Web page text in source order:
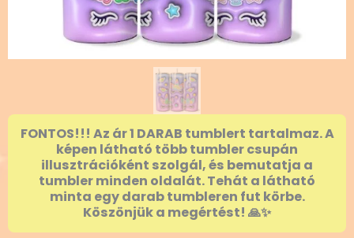
FONTOS!!! Az ár 1 DARAB tumblert tartalmaz. A
képen látható több tumbler csupán
illusztrációként szolgál, és bemutatja a
tumbler minden oldalát. Tehát a látható
minta egy darab tumbleren fut körbe.
Köszönjük a megértést! 🙏✨